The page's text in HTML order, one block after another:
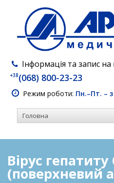
Інформація та запис
+38(068) 800-23-23
Режим роботи: Пн.–Пт. –
Вірус гепатиту
(поверхневий